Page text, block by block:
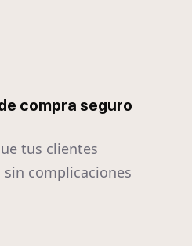
compra seguro
tus clientes
sin complicaciones